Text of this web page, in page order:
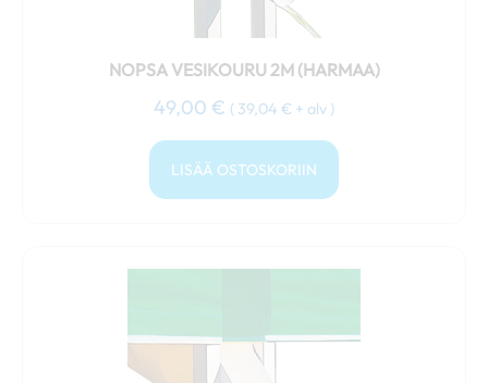
NOPSA VESIKOURU 2M (HARMAA)
49,00 € ( 39,04 € + alv )
LISÄÄ OSTOSKORIIN